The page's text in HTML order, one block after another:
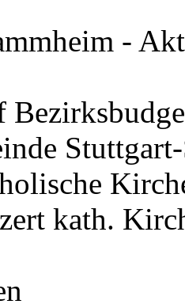
-
kath.